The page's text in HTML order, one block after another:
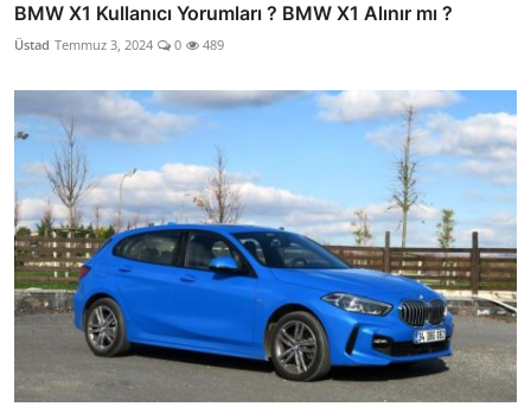
BMW X1 Kullanıcı Yorumları ? BMW X1 Alınır mı ?
Üstad Temmuz 3, 2024 0 489